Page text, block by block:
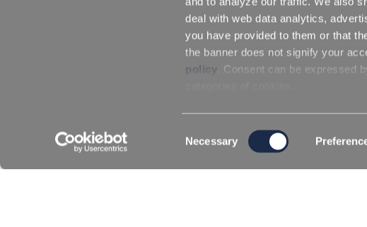
deal with web data analytics,
you have provided to them or that
the banner does not signify your
policy . Consent can be expressed
Selection
Necessary
Dies könnte Sie auch interessieren: